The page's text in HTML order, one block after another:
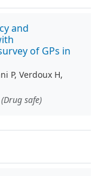
and
of GPs in
P, Verdoux H,
safe)